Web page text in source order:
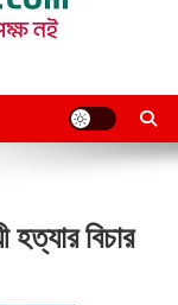
হত্যার বিচার